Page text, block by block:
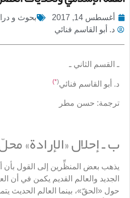
أغسطس 14, 2017 بحوث و
د. أبو القاسم فنائي
ـ القسم الثاني ـ
د. أبو القاسم فنائي(
*)
ترجمة: حسن مطر
ب ـ إحلال «الإرادة»
يذهب بعض المنظِّرين إلى القول بأن
الجديد والعالم القديم يكمن في أن
حول «الحقّ»، بينما العالم الحديث